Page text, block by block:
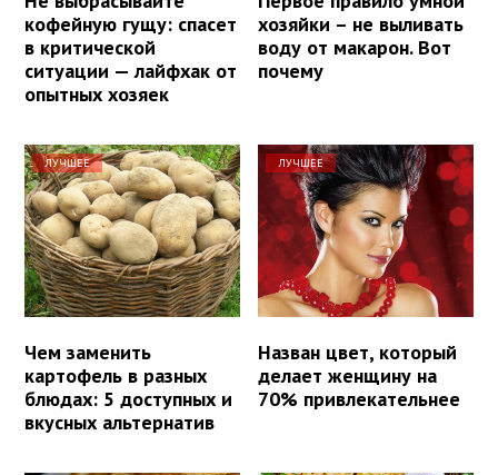
кофейную гущу: спасет
в критической
ситуации — лайфхак от
опытных хозяек
хозяйки – не выливать
воду от макарон. Вот
почему
ЛУЧШЕЕ
Чем заменить
картофель в разных
блюдах: 5 доступных и
вкусных альтернатив
ЛУЧШЕЕ
Назван цвет, который
делает женщину на
70% привлекательнее